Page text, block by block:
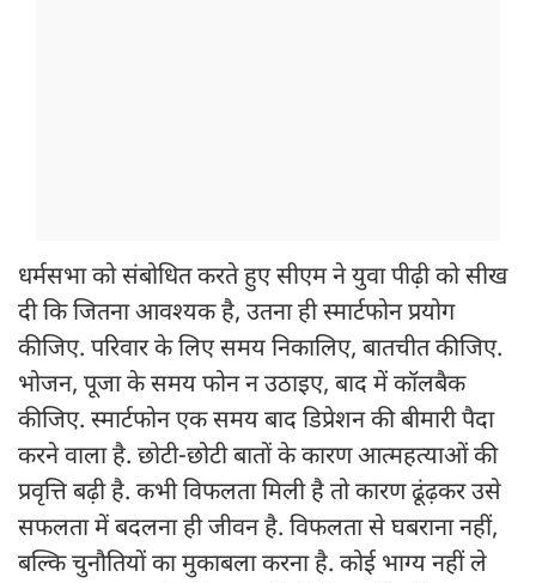
धर्मसभा को संबोधित करते हुए सीएम ने युवा पीढ़ी को सीख
दी कि जितना आवश्यक है, उतना ही स्मार्टफोन प्रयोग
कीजिए. परिवार के लिए समय निकालिए, बातचीत कीजिए.
भोजन, पूजा के समय फोन न उठाइए, बाद में कॉलबैक
कीजिए. स्मार्टफोन एक समय बाद डिप्रेशन की बीमारी पैदा
करने वाला है. छोटी-छोटी बातों के कारण आत्महत्याओं की
प्रवृत्ति बढ़ी है. कभी विफलता मिली है तो कारण ढूंढ़कर उसे
सफलता में बदलना ही जीवन है. विफलता से घबराना नहीं,
बल्कि चुनौतियों का मुकाबला करना है. कोई भाग्य नहीं ले